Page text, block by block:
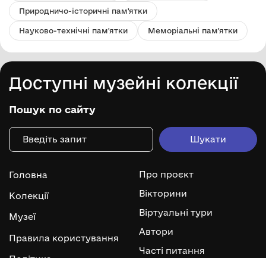
Природничо-історичні пам'ятки
Науково-технічні пам'ятки Меморіальні пам'ятки
Доступні музейні колекції
Пошук по сайту
Головна
Колекції
Музеї
Правила користування
Про проєкт
Вікторини
Віртуальні тури
Автори
Часті питання